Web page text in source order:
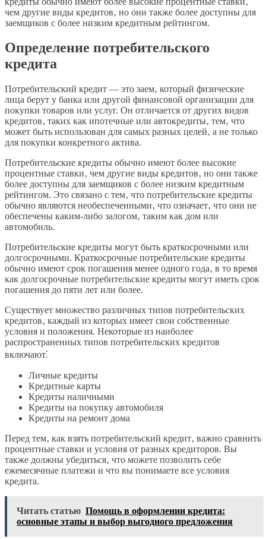
чем другие виды кредитов‚ но они также более доступны для
заемщиков с более низким кредитным рейтингом.
Определение потребительского
кредита
Потребительский кредит ― это заем‚ который физические
лица берут у банка или другой финансовой организации для
покупки товаров или услуг. Он отличается от других видов
кредитов‚ таких как ипотечные или автокредиты‚ тем‚ что
может быть использован для самых разных целей‚ а не только
для покупки конкретного актива.
Потребительские кредиты обычно имеют более высокие
процентные ставки‚ чем другие виды кредитов‚ но они также
более доступны для заемщиков с более низким кредитным
рейтингом. Это связано с тем‚ что потребительские кредиты
обычно являются необеспеченными‚ что означает‚ что они не
обеспечены каким-либо залогом‚ таким как дом или
автомобиль.
Потребительские кредиты могут быть краткосрочными или
долгосрочными. Краткосрочные потребительские кредиты
обычно имеют срок погашения менее одного года‚ в то время
как долгосрочные потребительские кредиты могут иметь срок
погашения до пяти лет или более.
Существует множество различных типов потребительских
кредитов‚ каждый из которых имеет свои собственные
условия и положения. Некоторые из наиболее
распространенных типов потребительских кредитов
включают⁚
Личные кредиты
Кредитные карты
Кредиты наличными
Кредиты на покупку автомобиля
Кредиты на ремонт дома
Перед тем‚ как взять потребительский кредит‚ важно сравнить
процентные ставки и условия от разных кредиторов. Вы
также должны убедиться‚ что можете позволить себе
ежемесячные платежи и что вы понимаете все условия
кредита.
Читать статью Помощь в оформлении кредита:
основные этапы и выбор выгодного предложения